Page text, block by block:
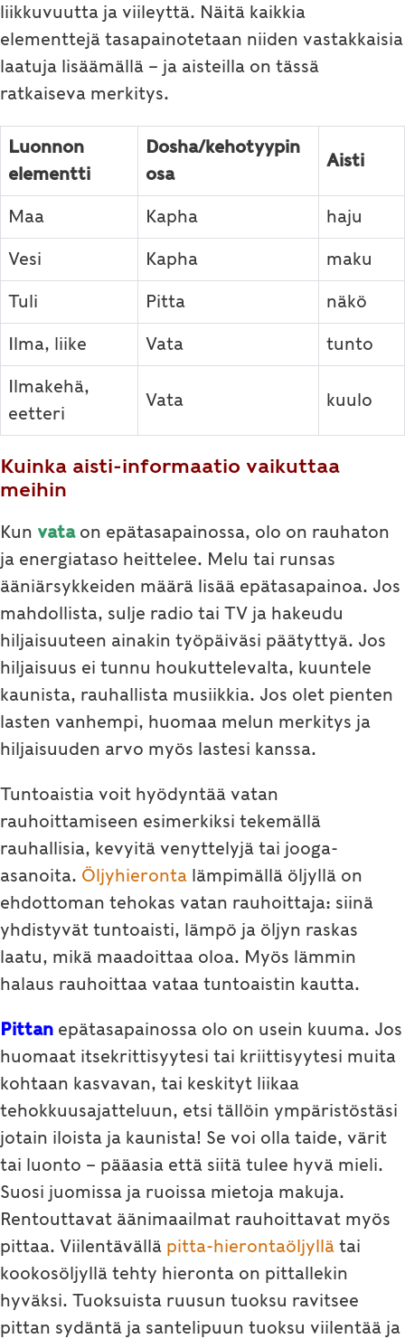
liikkuvuutta ja viileyttä. Näitä kaikkia
elementtejä tasapainotetaan niiden vastakkaisia
laatuja lisäämällä – ja aisteilla on tässä
ratkaiseva merkitys.
Luonnon
elementti
Dosha/kehotyypin
osa
Aisti
Maa Kapha haju
Vesi Kapha maku
Tuli Pitta näkö
Ilma, liike Vata tunto
Ilmakehä,
eetteri
Vata kuulo
Kuinka aisti-informaatio vaikuttaa
meihin
Kun vataon epätasapainossa, olo on rauhaton
ja energiataso heittelee. Melu tai runsas
ääniärsykkeiden määrä lisää epätasapainoa. Jos
mahdollista, sulje radio tai TV ja hakeudu
hiljaisuuteen ainakin työpäiväsi päätyttyä. Jos
hiljaisuus ei tunnu houkuttelevalta, kuuntele
kaunista, rauhallista musiikkia. Jos olet pienten
lasten vanhempi, huomaa melun merkitys ja
hiljaisuuden arvo myös lastesi kanssa.
Tuntoaistia voit hyödyntää vatan
rauhoittamiseen esimerkiksi tekemällä
rauhallisia, kevyitä venyttelyjä tai jooga-
asanoita. Öljyhieronta lämpimällä öljyllä on
ehdottoman tehokas vatan rauhoittaja: siinä
yhdistyvät tuntoaisti, lämpö ja öljyn raskas
laatu, mikä maadoittaa oloa. Myös lämmin
halaus rauhoittaa vataa tuntoaistin kautta.
Pittan epätasapainossa olo on usein kuuma. Jos
huomaat itsekrittisyytesi tai kriittisyytesi muita
kohtaan kasvavan, tai keskityt liikaa
tehokkuusajatteluun, etsi tällöin ympäristöstäsi
jotain iloista ja kaunista! Se voi olla taide, värit
tai luonto – pääasia että siitä tulee hyvä mieli.
Suosi juomissa ja ruoissa mietoja makuja.
Rentouttavat äänimaailmat rauhoittavat myös
pittaa. Viilentävällä pitta-hierontaöljyllä tai
kookosöljyllä tehty hieronta on pittallekin
hyväksi. Tuoksuista ruusun tuoksu ravitsee
pittan sydäntä ja santelipuun tuoksu viilentää ja